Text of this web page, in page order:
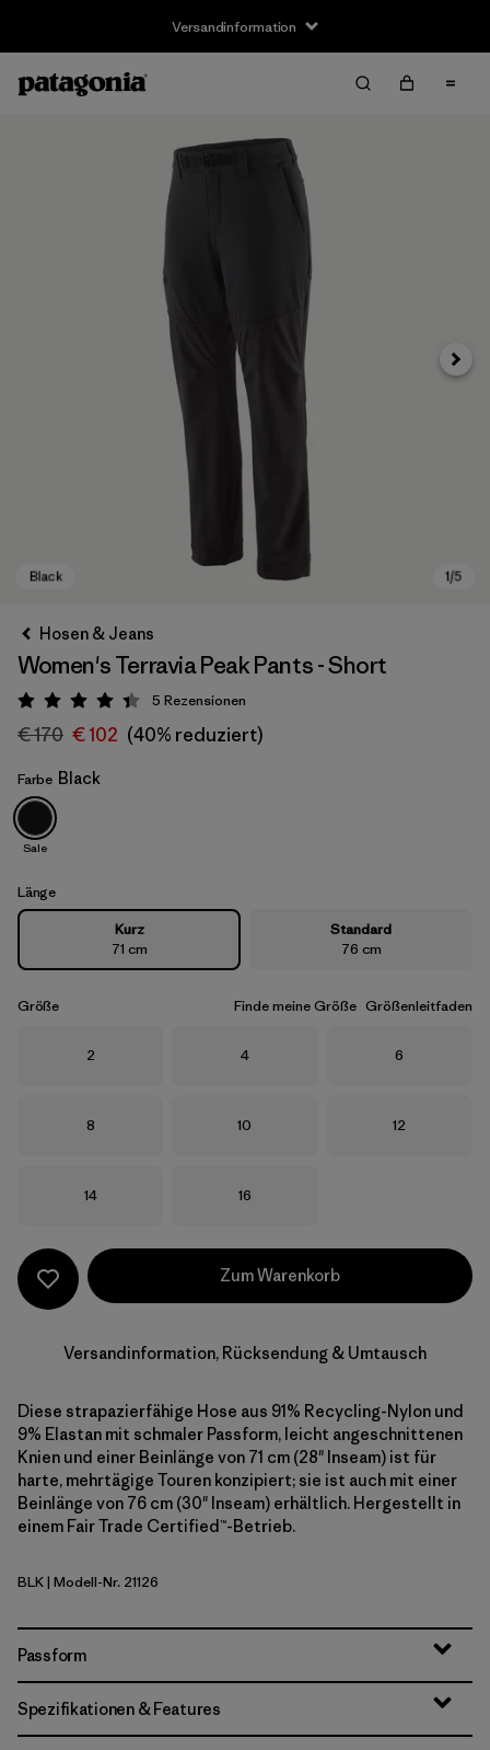
Versandinformation
Black
Hosen & Jeans
Women's Terravia Peak Pants - Short
Bewertung: 4.4 / 5
5 Rezensionen
€ 170 € 102 (40% reduziert)
Farbe Black
Sale
Länge
Kurz
71 cm
Standard
76 cm
Größe Finde meine Größe Größenleitfaden
Größe
2 Größe
4 Größe
6
Größe
8 Größe
10 Größe
12
Größe
14 Größe
16
Zum Warenkorb
Versandinformation, Rücksendung & Umtausch
Diese strapazierfähige Hose aus 91% Recycling-Nylon und
9% Elastan mit schmaler Passform, leicht angeschnittenen
Knien und einer Beinlänge von 71 cm (28" Inseam) ist für
harte, mehrtägige Touren konzipiert; sie ist auch mit einer
Beinlänge von 76 cm (30" Inseam) erhältlich. Hergestellt in
einem Fair Trade Certified™-Betrieb.
Black
BLK| Modell-Nr. 21126
Passform
Spezifikationen & Features